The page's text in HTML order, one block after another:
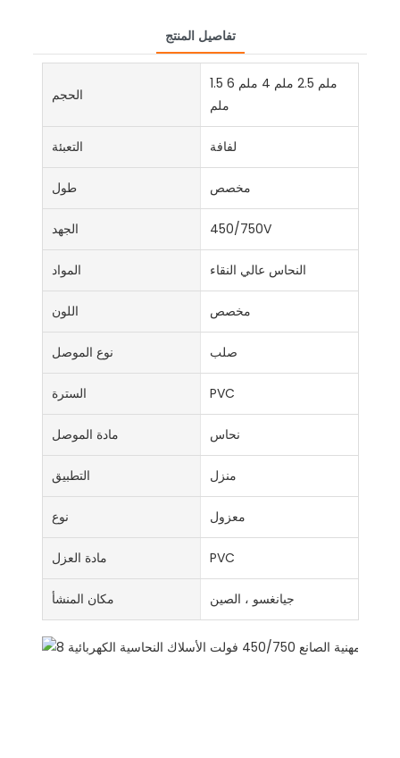
تفاصيل المنتج
الحجم
1.5 ملم 2.5 ملم 4 ملم 6
ملم
التعبئة لفافة
طول مخصص
الجهد 450/750V
المواد النحاس عالي النقاء
اللون مخصص
نوع الموصل صلب
السترة PVC
مادة الموصل نحاس
التطبيق منزل
نوع معزول
مادة العزل PVC
مكان المنشأ جيانغسو ، الصين